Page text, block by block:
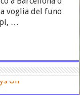
voglia del funo
…